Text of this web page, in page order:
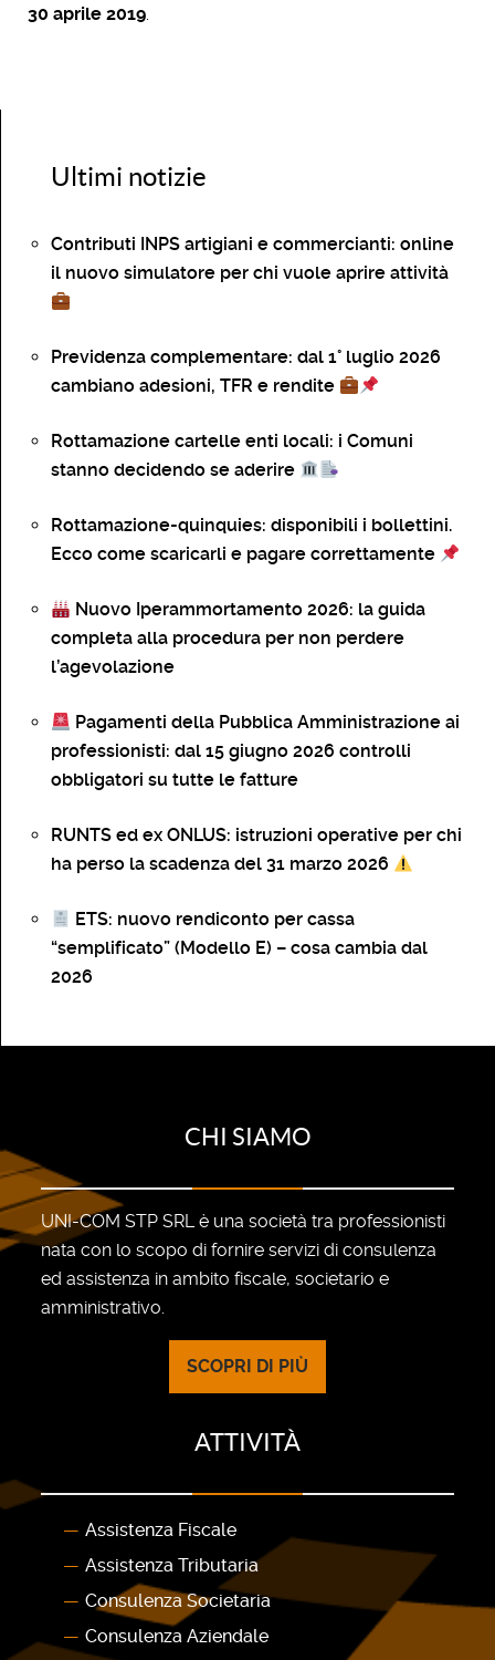
30 aprile 2019.
Ultimi notizie
Contributi INPS artigiani e commercianti: online
il nuovo simulatore per chi vuole aprire attività
Previdenza complementare: dal 1° luglio 2026
cambiano adesioni, TFR e rendite
Rottamazione cartelle enti locali: i Comuni
stanno decidendo se aderire
Rottamazione-quinquies: disponibili i bollettini.
Ecco come scaricarli e pagare correttamente
Nuovo Iperammortamento 2026: la guida
completa alla procedura per non perdere
l’agevolazione
Pagamenti della Pubblica Amministrazione ai
professionisti: dal 15 giugno 2026 controlli
obbligatori su tutte le fatture
RUNTS ed ex ONLUS: istruzioni operative per chi
ha perso la scadenza del 31 marzo 2026
ETS: nuovo rendiconto per cassa
“semplificato” (Modello E) – cosa cambia dal
2026
CHI SIAMO
UNI-COM STP SRL è una società tra professionisti
nata con lo scopo di fornire servizi di consulenza
ed assistenza in ambito fiscale, societario e
amministrativo.
SCOPRI DI PIÙ
ATTIVITÀ
Assistenza Fiscale
Assistenza Tributaria
Consulenza Societaria
Consulenza Aziendale